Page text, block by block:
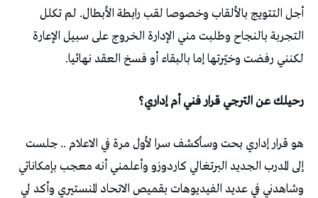
أجل التتويج بالألقاب وخصوصا لقب رابطة الأبطال. لم تكلل
التجربة بالنجاح وطلبت مني الإدارة الخروج على سبيل الإعارة
لكنني رفضت وخيّرتها إما بالبقاء أو فسخ العقد نهائيا.
رحيلك عن الترجي قرار فني أم إداري؟
هو قرار إداري بحت وسأكشف سرا لأول مرة في الاعلام .. جلست
إلى المدرب الجديد البرتغالي كاردوزو وأعلمني أنه معجب بإمكاناتي
وشاهدني في عديد الفيديوهات بقميص الاتحاد المنستيري وأكد لي